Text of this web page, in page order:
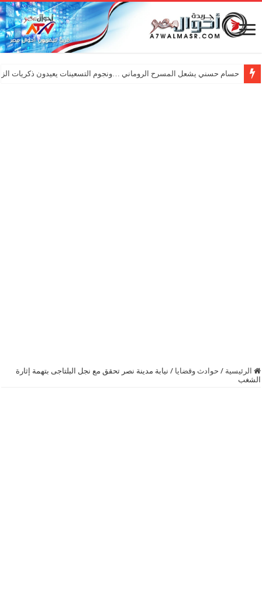
حسام حسني يشعل المسرح الروماني …ونجوم التسعينات يعيدون ذكريات
الرئيسية / حوادث وقضايا / نيابة مدينة نصر تحقق مع نجل البلتاجى بتهمة إثارة
الشغب